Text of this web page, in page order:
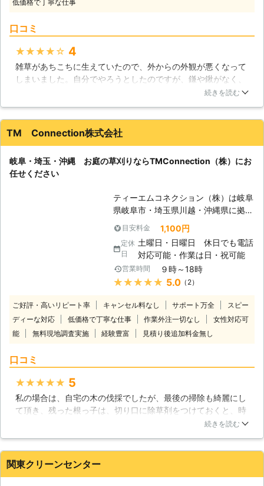
うのです。それが原因で、花や庭木が
病気になりやすく、最悪の場合枯れて
しまう事になるので、草刈りは便利屋
ケンちゃんにお任せください。 【草
刈りの時期】 草刈りにも時期という
ものがあります。お庭の天敵である雑
まうもので、これを適切な時期に刈り
取ることで、雑草からお庭を守ること
です。6月ごろは雨が多く振る時期
で、春に目覚めた雑草が蓄えた栄養を
使って一気に成長しようとするので、
それをバッサリ刈り取ります。次に9
月ごろに雑草の成長が弱まる時期に刈
り取る事で、雑草に大ダメージを与え
ることが出来ます。そして最後に11月
ごろに枯れた雑草を刈り取る事で、見
低価格で丁寧な仕事
口コミ
★★★★★ 4
雑草があちこちに生えていたので、外からの外観が悪くなって
しまいました。自分でやろうとしたのですが、鎌や鍬がなく、
ペースも遅いので徐々にやる気がなくなってきてしまいまし
美観が復帰したのですごく嬉しかったです。
埼玉県 さいたま市桜区 2016年12月31日
続きを読む
TM Connection株式会社
岐阜・埼玉・沖縄 お庭の草刈りならTMConnection（株）にお
任せください
ティーエムコネクション（株）は岐阜
県岐阜市・埼玉県川越・沖縄県に拠点
を構え、お庭の草刈り業務に対応して
おります。関東エリアは安心の女性ス
タッフにて対応いたします。 草刈り
は手間と時間の掛かる作業ですので
「自分では対応できない」という方も
いるかと思います。 そのようなとき
いるティーエムコネクションにお任せ
してみてはいかがでしょうか。 ●草
刈り作業はティーエムコネクション
自分でもできてしまう作業です。 し
重労働な作業で面倒くさいですよね。
夏の暑い時期や広範囲での草刈りとな
ると辛いものがあると思いますので、
目安料金 1,100円
定休
日
土曜日・日曜日 休日でも電話
対応可能・作業は日・祝可能
営業時間 ９時～18時
★★★★★ 5.0（2）
ご好評・高いリピート率 キャンセル料なし サポート万全
スピー
ディーな対応
低価格で丁寧な仕事 作業外注一切なし
女性対応可
能
無料現地調査実施 経験豊富 見積り後追加料金無し
口コミ
★★★★★ 5
私の場合は、自宅の木の伐採でしたが、最後の掃除も綺麗にし
て頂き、残った根っ子は、切り口に除草剤をつけておくと、時
期枯れて根までなくなると、非常に詳しくわかりやすく説明し
岐阜県 加茂郡川辺町 2021年08月09日
続きを読む
関東クリーンセンター